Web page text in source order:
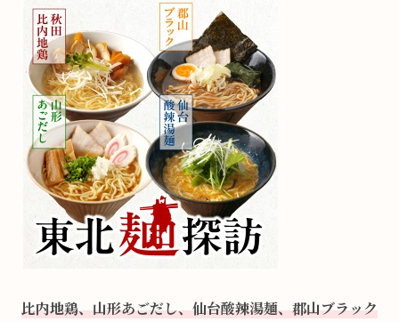
比内地鶏、山形あごだし、仙台酸辣湯麺、郡山ブラック